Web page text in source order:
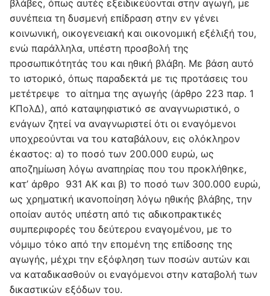
βλάβες, όπως αυτές εξειδικεύονται στην αγωγή, με
συνέπεια τη δυσμενή επίδραση στην εν γένει
κοινωνική, οικογενειακή και οικονομική εξέλιξή του,
ενώ παράλληλα, υπέστη προσβολή της
προσωπικότητάς του και ηθική βλάβη. Με βάση αυτό
το ιστορικό, όπως παραδεκτά με τις προτάσεις του
μετέτρεψε το αίτημα της αγωγής (άρθρο 223 παρ. 1
ΚΠολΔ), από καταψηφιστικό σε αναγνωριστικό, ο
ενάγων ζητεί να αναγνωριστεί ότι οι εναγόμενοι
υποχρεούνται να του καταβάλουν, εις ολόκληρον
έκαστος: α) το ποσό των 200.000 ευρώ, ως
αποζημίωση λόγω αναπηρίας που του προκλήθηκε,
κατ’ άρθρο 931 ΑΚ και β) το ποσό των 300.000 ευρώ,
ως χρηματική ικανοποίηση λόγω ηθικής βλάβης, την
οποίαν αυτός υπέστη από τις αδικοπρακτικές
συμπεριφορές του δεύτερου εναγομένου, με το
νόμιμο τόκο από την επομένη της επίδοσης της
αγωγής, μέχρι την εξόφληση των ποσών αυτών και
να καταδικασθούν οι εναγόμενοι στην καταβολή των
δικαστικών εξόδων του.